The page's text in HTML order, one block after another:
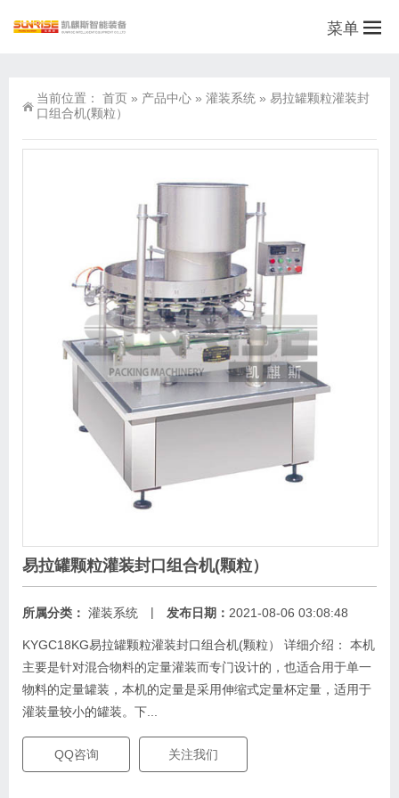
菜单
当前位置： 首页 » 产品中心 » 灌装系统 » 易拉罐颗粒灌装封
口组合机(颗粒）
易拉罐颗粒灌装封口组合机(颗粒）
所属分类： 灌装系统 | 发布日期： 2021-08-06 03:08:48
KYGC18KG易拉罐颗粒灌装封口组合机(颗粒） 详细介绍： 本机
主要是针对混合物料的定量灌装而专门设计的，也适合用于单一
物料的定量罐装，本机的定量是采用伸缩式定量杯定量，适用于
灌装量较小的罐装。下...
QQ咨询 关注我们